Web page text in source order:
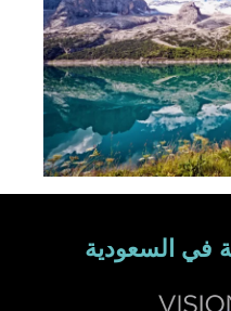
في السعودية